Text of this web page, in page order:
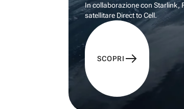
In collaborazione con Starlink,
satellitare Direct to Cell.
SCOPRI